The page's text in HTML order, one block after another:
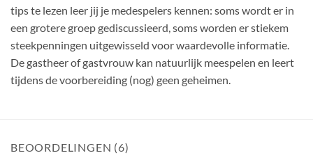
tips te lezen leer jij je medespelers kennen: soms wordt er in
een grotere groep gediscussieerd, soms worden er stiekem
steekpenningen uitgewisseld voor waardevolle informatie.
De gastheer of gastvrouw kan natuurlijk meespelen en leert
tijdens de voorbereiding (nog) geen geheimen.
BEOORDELINGEN (6)